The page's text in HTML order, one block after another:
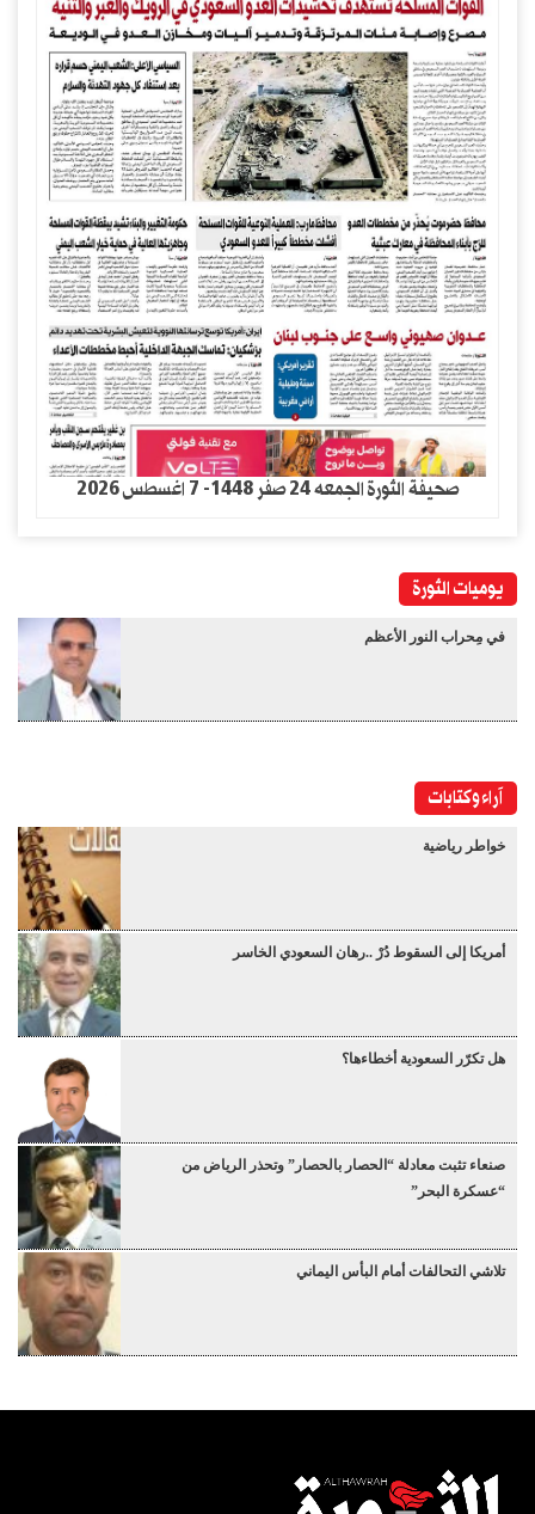
صحيفة الثورة الجمعه 24 صفر 1448- 7 اغسطس 2026
يوميات الثورة
في مِحراب النور الأعظم
آراء وكتابات
خواطر رياضية
أمريكا إلى السقوط دُرْ ..رهان السعودي الخاسر
هل تكرّر السعودية أخطاءها؟
صنعاء تثبت معادلة “الحصار بالحصار” وتحذر الرياض من
“عسكرة البحر”
تلاشي التحالفات أمام البأس اليماني